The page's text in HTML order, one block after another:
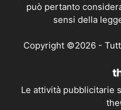
può pertanto
sensi della
Copyright ©2026 -
Le attività pubblicitarie